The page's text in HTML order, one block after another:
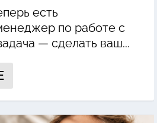
есть
по работе с
— сделать ваш...